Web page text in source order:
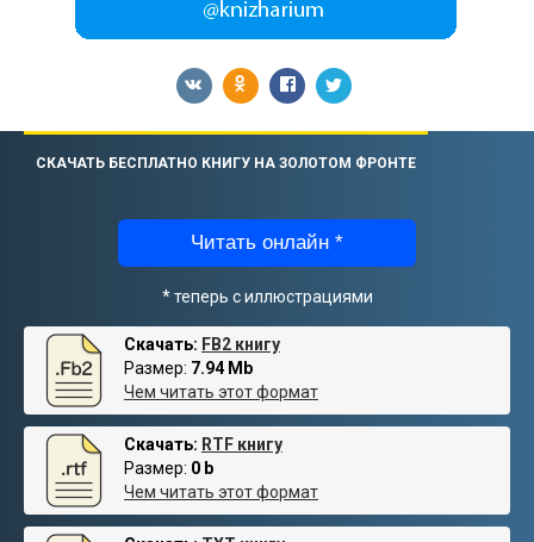
СКАЧАТЬ БЕСПЛАТНО КНИГУ НА ЗОЛОТОМ ФРОНТЕ
Читать онлайн *
* теперь с иллюстрациями
Скачать: FB2 книгу
Размер: 7.94 Mb
Чем читать этот формат
Скачать: RTF книгу
Размер: 0 b
Чем читать этот формат